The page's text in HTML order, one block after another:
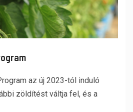
az új 2023-tól induló
zöldítést váltja fel, és a